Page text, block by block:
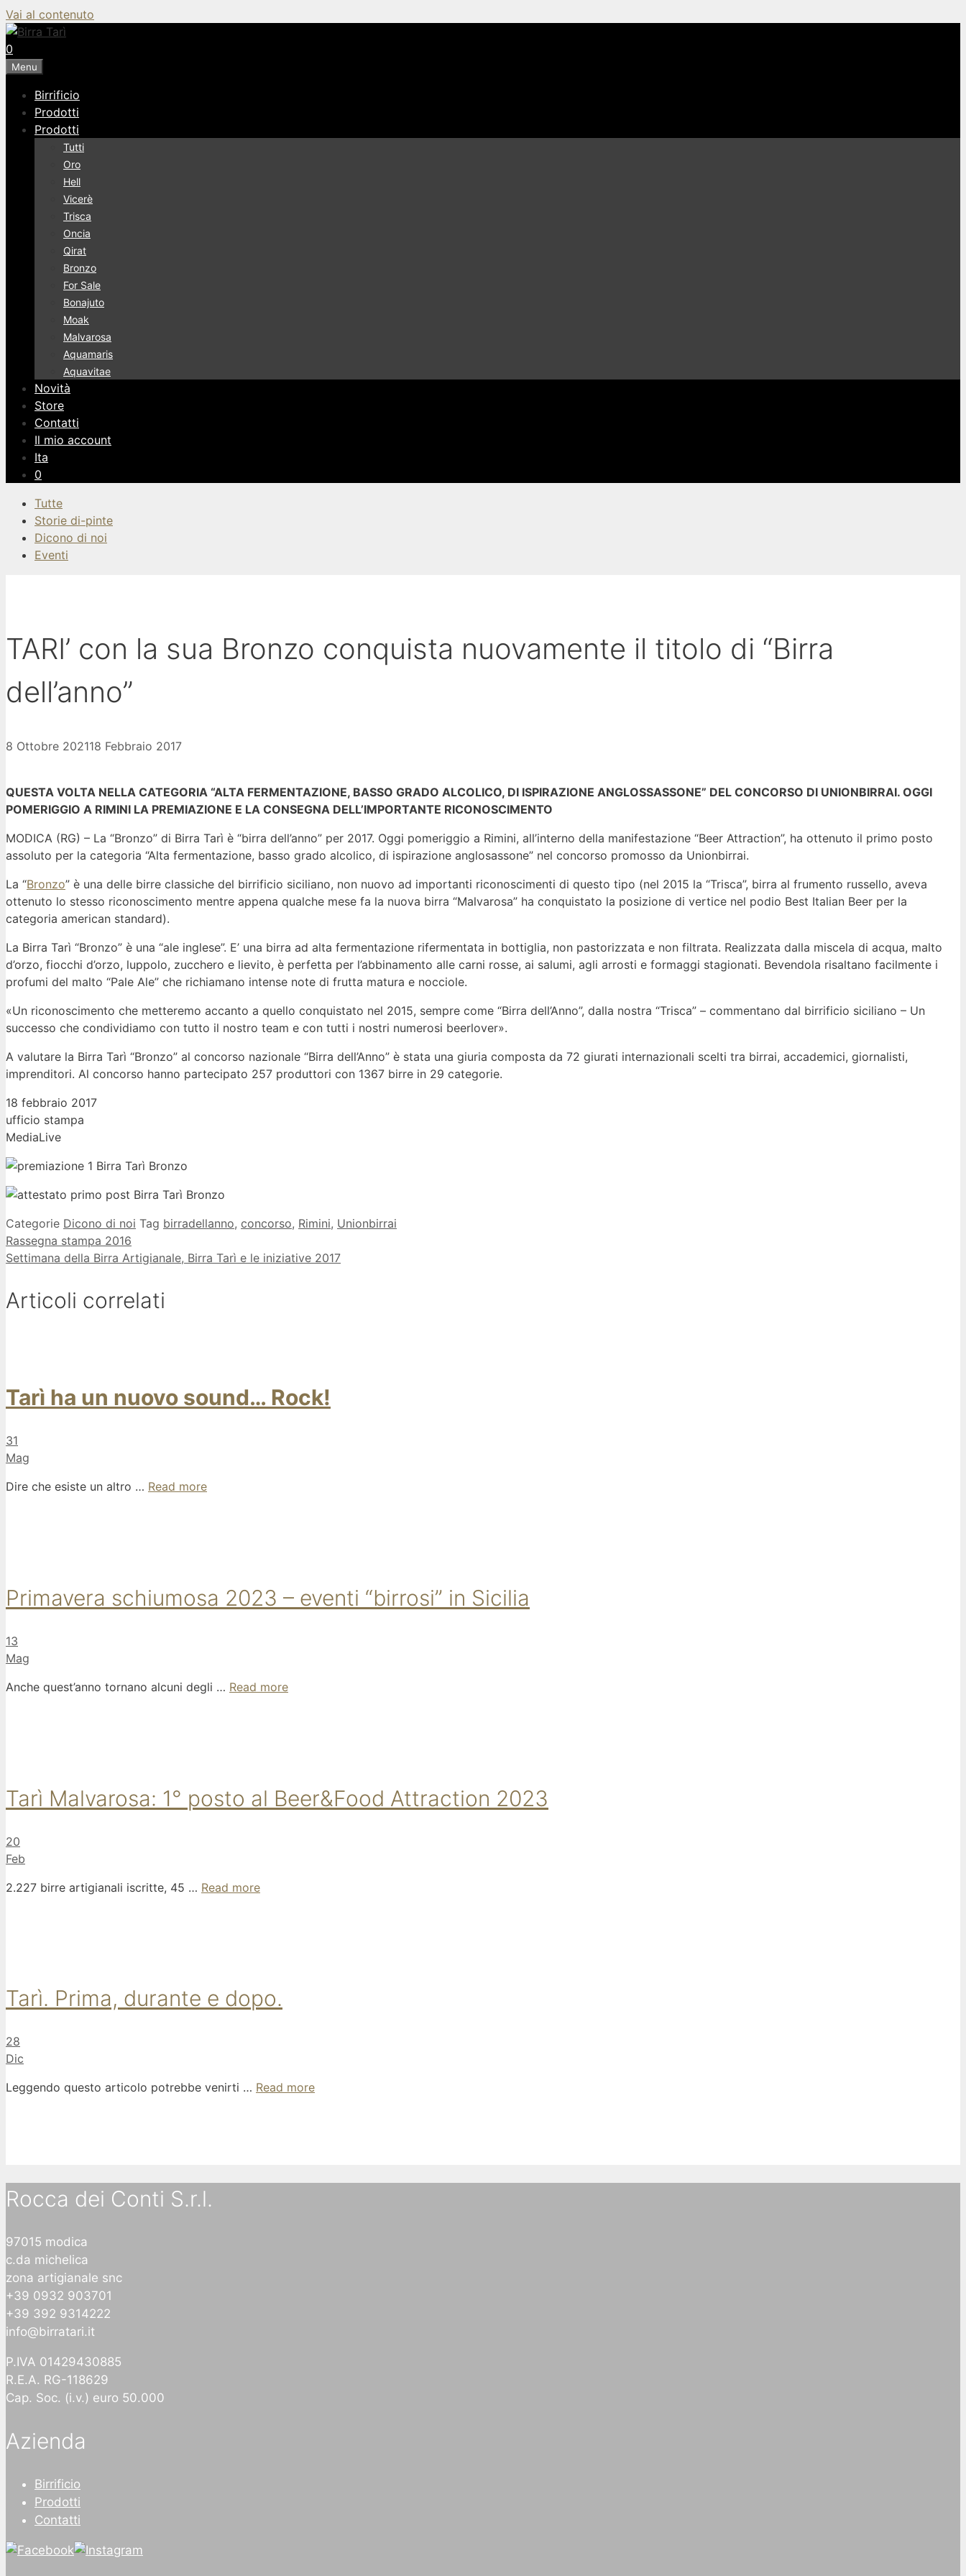
Vai al contenuto
0
Menu
Birrificio
Prodotti
Prodotti
Tutti
Oro
Hell
Vicerè
Trisca
Oncia
Qirat
Bronzo
For Sale
Bonajuto
Moak
Malvarosa
Aquamaris
Aquavitae
Novità
Store
Contatti
Il mio account
Ita
0
Tutte
Storie di-pinte
Dicono di noi
Eventi
TARI’ con la sua Bronzo conquista nuovamente il titolo di “Birra
dell’anno”
8 Ottobre 202118 Febbraio 2017
QUESTA VOLTA NELLA CATEGORIA “ALTA FERMENTAZIONE, BASSO GRADO ALCOLICO, DI ISPIRAZIONE ANGLOSSASSONE” DEL CONCORSO DI UNIONBIRRAI. OGGI
POMERIGGIO A RIMINI LA PREMIAZIONE E LA CONSEGNA DELL’IMPORTANTE RICONOSCIMENTO
MODICA (RG) – La “Bronzo” di Birra Tarì è “birra dell’anno” per 2017. Oggi pomeriggio a Rimini, all’interno della manifestazione “Beer Attraction”, ha ottenuto il primo posto
assoluto per la categoria “Alta fermentazione, basso grado alcolico, di ispirazione anglosassone” nel concorso promosso da Unionbirrai.
La “Bronzo” è una delle birre classiche del birrificio siciliano, non nuovo ad importanti riconoscimenti di questo tipo (nel 2015 la “Trisca”, birra al frumento russello, aveva
ottenuto lo stesso riconoscimento mentre appena qualche mese fa la nuova birra “Malvarosa” ha conquistato la posizione di vertice nel podio Best Italian Beer per la
categoria american standard).
La Birra Tarì “Bronzo” è una “ale inglese”. E’ una birra ad alta fermentazione rifermentata in bottiglia, non pastorizzata e non filtrata. Realizzata dalla miscela di acqua, malto
d’orzo, fiocchi d’orzo, luppolo, zucchero e lievito, è perfetta per l’abbinamento alle carni rosse, ai salumi, agli arrosti e formaggi stagionati. Bevendola risaltano facilmente i
profumi del malto “Pale Ale” che richiamano intense note di frutta matura e nocciole.
«Un riconoscimento che metteremo accanto a quello conquistato nel 2015, sempre come “Birra dell’Anno”, dalla nostra “Trisca” – commentano dal birrificio siciliano – Un
successo che condividiamo con tutto il nostro team e con tutti i nostri numerosi beerlover».
A valutare la Birra Tarì “Bronzo” al concorso nazionale “Birra dell’Anno” è stata una giuria composta da 72 giurati internazionali scelti tra birrai, accademici, giornalisti,
imprenditori. Al concorso hanno partecipato 257 produttori con 1367 birre in 29 categorie.
18 febbraio 2017
ufficio stampa
MediaLive
Categorie Dicono di noi Tag birradellanno, concorso, Rimini, Unionbirrai
Rassegna stampa 2016
Settimana della Birra Artigianale, Birra Tarì e le iniziative 2017
Articoli correlati
Tarì ha un nuovo sound… Rock!
31
Mag
Dire che esiste un altro … Read more
Primavera schiumosa 2023 – eventi “birrosi” in Sicilia
13
Mag
Anche quest’anno tornano alcuni degli … Read more
Tarì Malvarosa: 1° posto al Beer&Food Attraction 2023
20
Feb
2.227 birre artigianali iscritte, 45 … Read more
Tarì. Prima, durante e dopo.
28
Dic
Leggendo questo articolo potrebbe venirti … Read more
Rocca dei Conti S.r.l.
97015 modica
c.da michelica
zona artigianale snc
+39 0932 903701
+39 392 9314222
info@birratari.it
P.IVA 01429430885
R.E.A. RG-118629
Cap. Soc. (i.v.) euro 50.000
Azienda
Birrificio
Prodotti
Contatti